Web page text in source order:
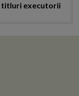
titluri executorii